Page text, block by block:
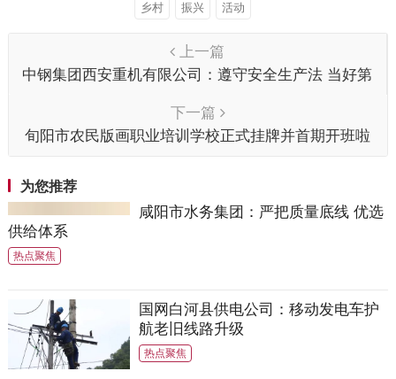
乡村 振兴 活动
上一篇
中钢集团西安重机有限公司：遵守安全生产法 当好第
下一篇
旬阳市农民版画职业培训学校正式挂牌并首期开班啦
为您推荐
咸阳市水务集团：严把质量底线 优选
供给体系
热点聚焦
国网白河县供电公司：移动发电车护
航老旧线路升级
热点聚焦